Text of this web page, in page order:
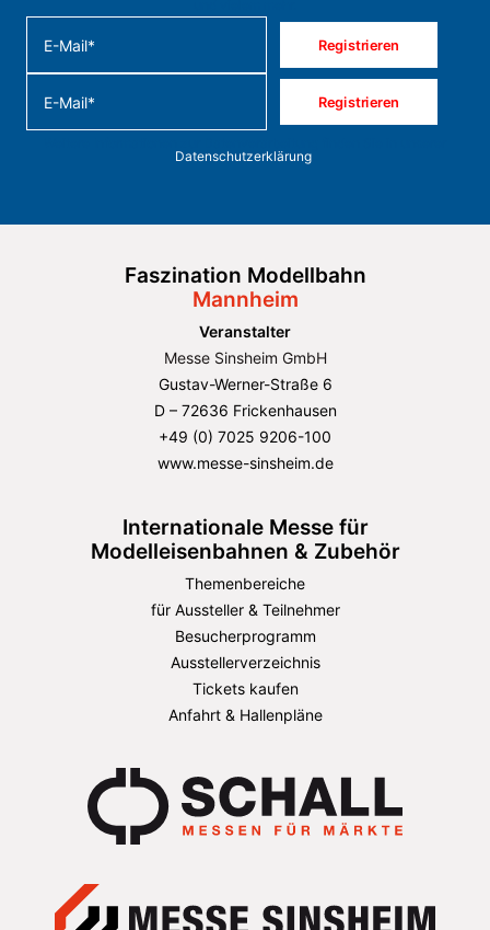
Registrieren
Registrieren
Datenschutzerklärung
Faszination Modellbahn
Mannheim
Veranstalter
Messe Sinsheim GmbH
Gustav-Werner-Straße 6
D – 72636 Frickenhausen
+49 (0) 7025 9206-100
www.messe-sinsheim.de
Internationale Messe für
Modelleisenbahnen & Zubehör
Themenbereiche
für Aussteller & Teilnehmer
Besucherprogramm
Ausstellerverzeichnis
Tickets kaufen
Anfahrt & Hallenpläne